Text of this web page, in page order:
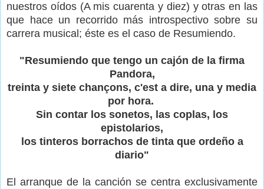
nuestros oídos (A mis cuarenta y diez) y otras en las
que hace un recorrido más introspectivo sobre su
carrera musical; éste es el caso de Resumiendo.
"Resumiendo que tengo un cajón de la firma
Pandora,
treinta y siete chançons, c'est a dire, una y media
por hora.
Sin contar los sonetos, las coplas, los
epistolarios,
los tinteros borrachos de tinta que ordeño a
diario"
El arranque de la canción se centra exclusivamente